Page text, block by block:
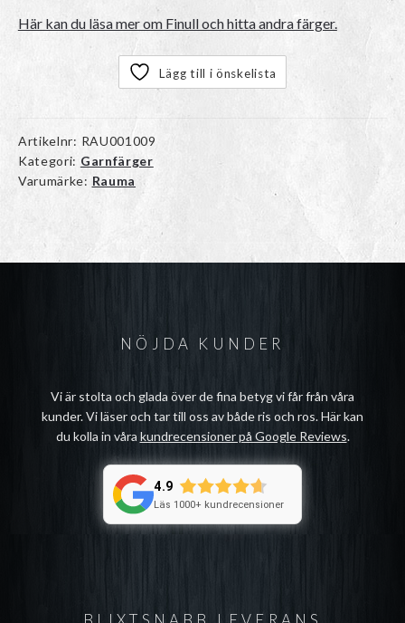
Här kan du läsa mer om Finull och hitta andra färger.
Lägg till i önskelista
Artikelnr: RAU001009
Kategori: Garnfärger
Varumärke: Rauma
NÖJDA KUNDER
Vi är stolta och glada över de fina betyg vi får från våra
kunder. Vi läser och tar till oss av både ris och ros. Här kan
du kolla in våra kundrecensioner på Google Reviews.
4.9
Läs 1000+ kundrecensioner